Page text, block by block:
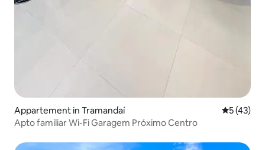
Appartement in Tramandaí
5 (43)
Apto familiar Wi-Fi Garagem Próximo Centro